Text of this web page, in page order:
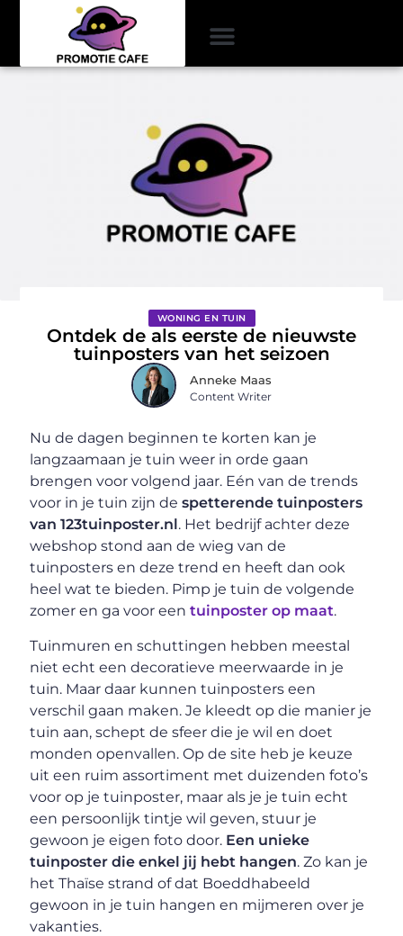
WONING EN TUIN
Ontdek de als eerste de nieuwste
tuinposters van het seizoen
Anneke Maas
Content Writer
Nu de dagen beginnen te korten kan je
langzaamaan je tuin weer in orde gaan
brengen voor volgend jaar. Eén van de trends
voor in je tuin zijn despetterende tuinposters
van 123tuinposter.nl. Het bedrijf achter deze
webshop stond aan de wieg van de
tuinposters en deze trend en heeft dan ook
heel wat te bieden. Pimp je tuin de volgende
zomer en ga voor eentuinposter op maat.
Tuinmuren en schuttingen hebben meestal
niet echt een decoratieve meerwaarde in je
tuin. Maar daar kunnen tuinposters een
verschil gaan maken. Je kleedt op die manier je
tuin aan, schept de sfeer die je wil en doet
monden openvallen. Op de site heb je keuze
uit een ruim assortiment met duizenden foto’s
voor op je tuinposter, maar als je je tuin echt
een persoonlijk tintje wil geven, stuur je
gewoon je eigen foto door. Een unieke
tuinposter die enkel jij hebt hangen. Zo kan je
het Thaïse strand of dat Boeddhabeeld
gewoon in je tuin hangen en mijmeren over je
vakanties.